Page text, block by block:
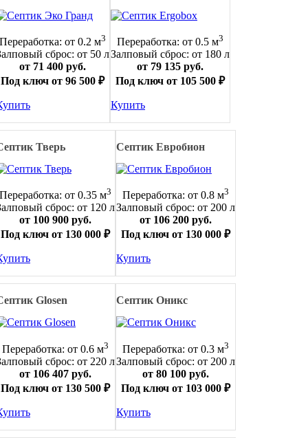
Переработка: от 0.2 м3
сброс: от 50 л
от 71 400 руб.
Под ключ от 96 500 ₽
Переработка: от 0.5 м3
Залповый сброс: от 180 л
от 79 135 руб.
Под ключ от 105 500 ₽
Купить
Тверь
Переработка: от 0.35 м3
сброс: от 120 л
от 100 900 руб.
Под ключ от 130 000 ₽
Септик Евробион
Переработка: от 0.8 м3
Залповый сброс: от 200 л
от 106 200 руб.
Под ключ от 130 000 ₽
Купить
Glosen
Переработка: от 0.6 м3
сброс: от 220 л
от 106 407 руб.
Под ключ от 130 500 ₽
Септик Оникс
Переработка: от 0.3 м3
Залповый сброс: от 200 л
от 80 100 руб.
Под ключ от 103 000 ₽
Купить